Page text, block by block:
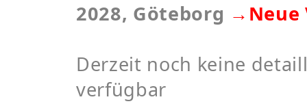
2028, Göteborg →Neue
Derzeit noch keine
verfügbar